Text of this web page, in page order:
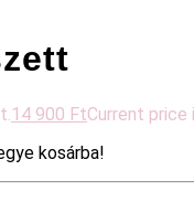
14 900 FtCurrent price
kosárba!